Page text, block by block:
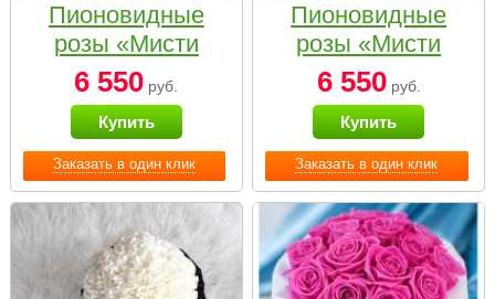
Заказать в один клик
Пионовидные
розы «Мисти
бабблс» в белой
коробке Small
6 550 руб.
Купить
Заказать в один клик
Пионовидные
розы «Мисти
бабблс» в
черной коробке
Small
6 550руб.
Купить